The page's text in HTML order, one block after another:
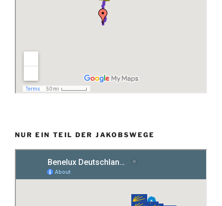
NUR EIN TEIL DER JAKOBSWEGE